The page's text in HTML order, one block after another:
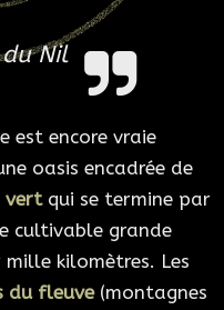
du Nil
est encore vraie
oasis encadrée de
vertqui se termine par
cultivable grande
kilomètres. Les
du fleuve(montagnes